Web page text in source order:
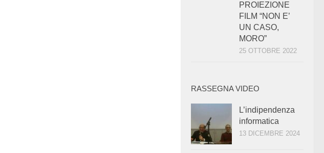
PROIEZIONE
FILM “NON E’
UN CASO,
MORO”
25 OTTOBRE 2022
RASSEGNA VIDEO
L’indipendenza
informatica
13 DICEMBRE 2024